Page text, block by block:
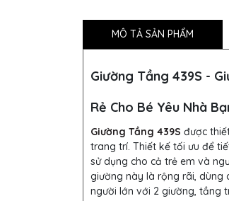
MÔ TẢ SẢN PHẨM
Giường Tầng 439S -
Rẻ Cho Bé Yêu Nhà
Giường Tầng 439S được
trang trí. Thiết kế tối ưu để
sử dụng cho cả trẻ em và
giường này là rộng rãi, dùng
người lớn với 2 giường, tầng